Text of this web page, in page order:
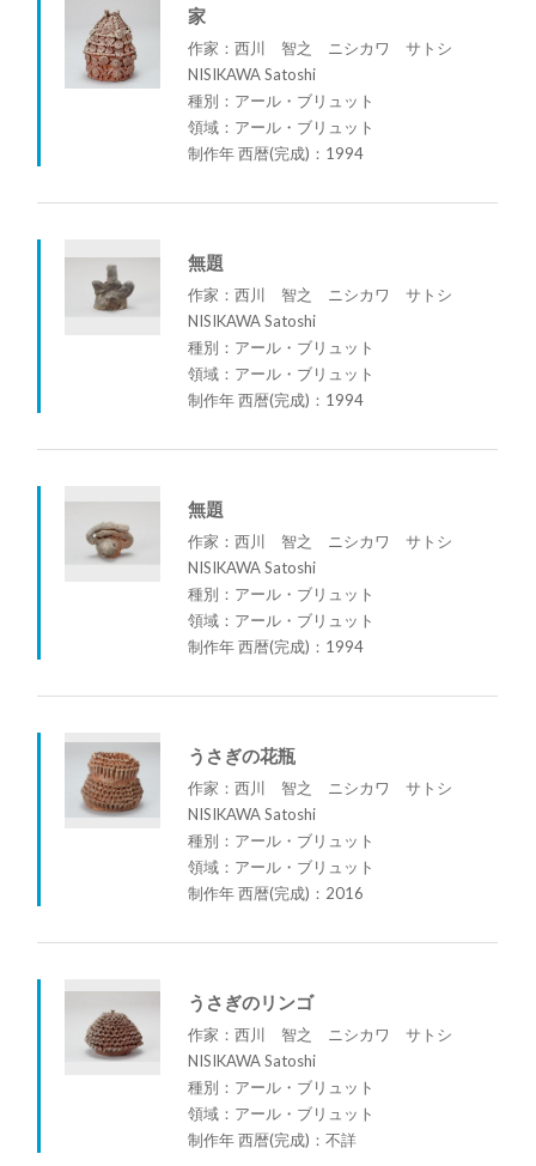
家
作家：西川 智之 ニシカワ サトシ
NISIKAWA Satoshi
種別：アール・ブリュット
領域：アール・ブリュット
制作年 西暦(完成)：1994
無題
作家：西川 智之 ニシカワ サトシ
NISIKAWA Satoshi
種別：アール・ブリュット
領域：アール・ブリュット
制作年 西暦(完成)：1994
無題
作家：西川 智之 ニシカワ サトシ
NISIKAWA Satoshi
種別：アール・ブリュット
領域：アール・ブリュット
制作年 西暦(完成)：1994
うさぎの花瓶
作家：西川 智之 ニシカワ サトシ
NISIKAWA Satoshi
種別：アール・ブリュット
領域：アール・ブリュット
制作年 西暦(完成)：2016
うさぎのリンゴ
作家：西川 智之 ニシカワ サトシ
NISIKAWA Satoshi
種別：アール・ブリュット
領域：アール・ブリュット
制作年 西暦(完成)：不詳